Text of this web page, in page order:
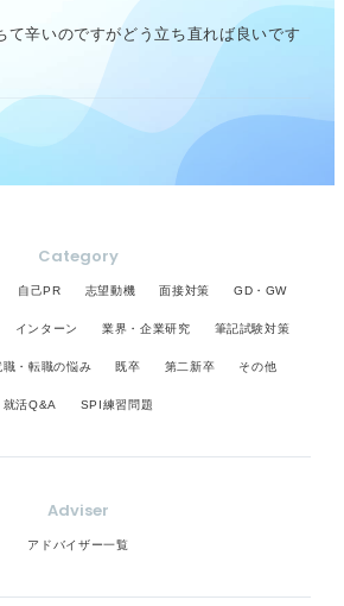
て辛いのですがどう立ち直れば良いです
Category
自己PR 志望動機 面接対策 GD・GW
インターン 業界・企業研究 筆記試験対策
職・転職の悩み 既卒 第二新卒 その他
就活Q&A SPI練習問題
Adviser
アドバイザー一覧